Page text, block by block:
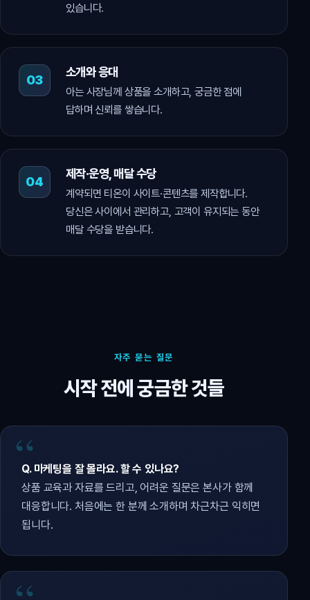
있습니다.
소개와 응대
아는 사장님께 상품을 소개하고, 궁금한 점에
답하며 신뢰를 쌓습니다.
제작·운영, 매달 수당
계약되면 티온이 사이트·콘텐츠를 제작합니다.
당신은 사이에서 관리하고, 고객이 유지되는 동안
매달 수당을 받습니다.
자주 묻는 질문
시작 전에 궁금한 것들
Q. 마케팅을 잘 몰라요. 할 수 있나요?
상품 교육과 자료를 드리고, 어려운 질문은 본사가 함께
대응합니다. 처음에는 한 분께 소개하며 차근차근 익히면
됩니다.